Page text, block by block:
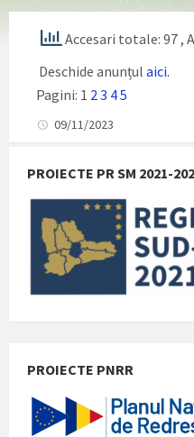
Accesari totale: 97,
Deschide anunțul aici.
Pagini: 1 2 3 45
09/11/2023
PROIECTE PR SM 2021-
PROIECTE PNRR